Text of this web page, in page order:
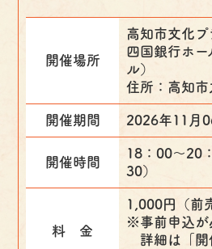
開催場所
高知市文化
四国銀行ホー
住所：高知市
開催期間 2026年11月
開催時間
18：00～20
30）
料 金
1,000円（前
※事前申込が
詳細は「開